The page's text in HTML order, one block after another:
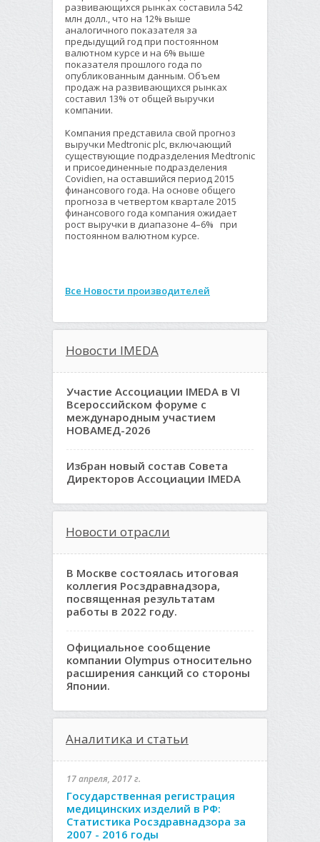
развивающихся рынках составила 542
млн долл., что на 12% выше
аналогичного показателя за
предыдущий год при постоянном
валютном курсе и на 6% выше
показателя прошлого года по
опубликованным данным. Объем
продаж на развивающихся рынках
составил 13% от общей выручки
компании.
Компания представила свой прогноз
выручки Medtronic plc, включающий
существующие подразделения Medtronic
и присоединенные подразделения
Covidien, на оставшийся период 2015
финансового года. На основе общего
прогноза в четвертом квартале 2015
финансового года компания ожидает
рост выручки в диапазоне 4–6% при
постоянном валютном курсе.
Все Новости производителей
Новости IMEDA
Участие Ассоциации IMEDA в VI
Всероссийском форуме с
международным участием
НОВАМЕД-2026
Избран новый состав Совета
Директоров Ассоциации IMEDA
Новости отрасли
В Москве состоялась итоговая
коллегия Росздравнадзора,
посвященная результатам
работы в 2022 году.
Официальное сообщение
компании Olympus относительно
расширения санкций со стороны
Японии.
Аналитика и статьи
17 апреля, 2017 г.
Государственная регистрация
медицинских изделий в РФ:
Статистика Росздравнадзора за
2007 - 2016 годы